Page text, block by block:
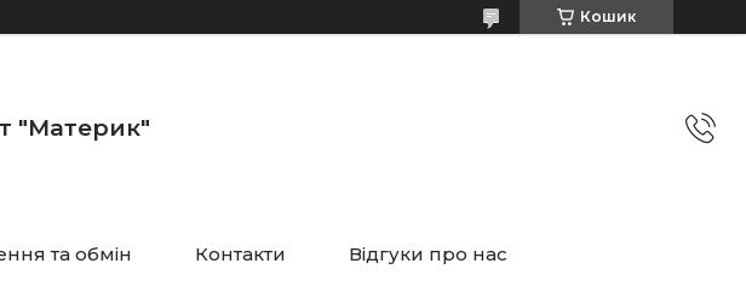
Кошик
"Материк"
та обмін Контакти Відгуки про нас